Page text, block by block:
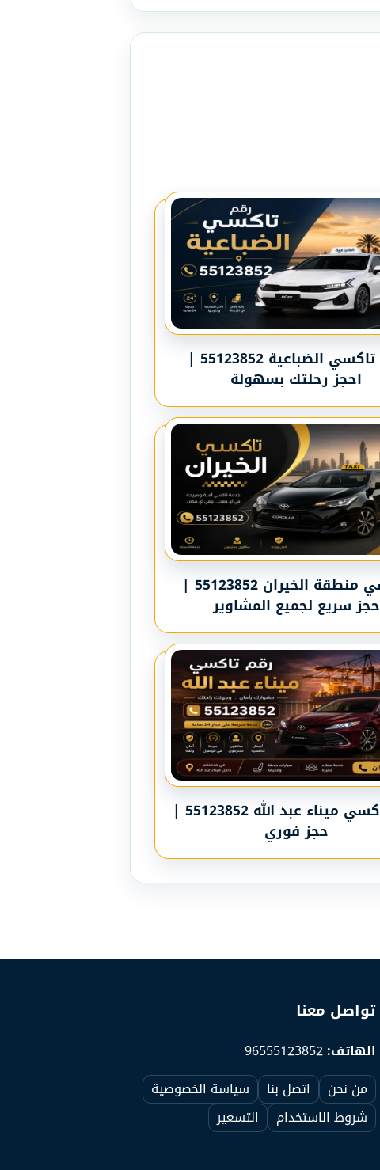
رقم تاكسي الضباعية 55123852 |
احجز رحلتك بسهولة
تاكسي منطقة الخيران 55123852 |
حجز سريع لجميع المشاوير
رقم تاكسي ميناء عبد الله 55123852 |
حجز فوري
تواصل معنا
الهاتف:96555123852
من نحن
اتصل بنا
سياسة الخصوصية
شروط الاستخدام
التسعير